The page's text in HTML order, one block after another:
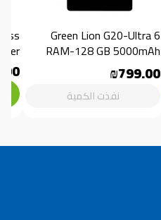
RAM-128 GB 5000mAh
₪799.00
نفذت الكمية